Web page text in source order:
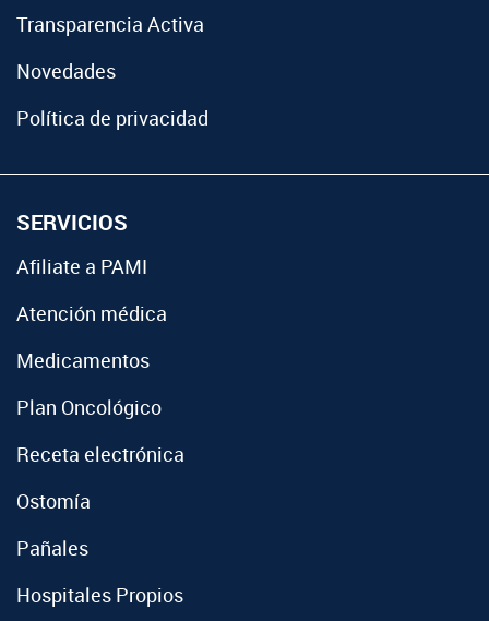
Transparencia Activa
Novedades
Política de privacidad
SERVICIOS
Afiliate a PAMI
Atención médica
Medicamentos
Plan Oncológico
Receta electrónica
Ostomía
Pañales
Hospitales Propios